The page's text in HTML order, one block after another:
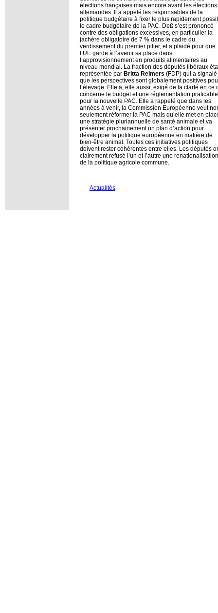
élections françaises mais encore avant les élections
allemandes. Il a appelé les responsables de la
politique budgétaire à fixer le plus rapidement
le cadre budgétaire de la PAC. Deß s’est prononcé
contre des obligations excessives, en particulier la
jachère obligatoire de 7 % dans le cadre du
verdissement du premier pilier, et a plaidé pour que
l’UE garde à l’avenir sa place dans
l’approvisionnement en produits alimentaires au
niveau mondial. La fraction des députés libéraux
représentée par Britta Reimers (FDP) qui a signalé
que les perspectives sont globalement positives
l’élevage. Elle a, elle aussi, exigé de la clarté en ce
concerne le budget et une réglementation praticable
pour la nouvelle PAC. Elle a rappelé que dans les
années à venir, la Commission Européenne veut
seulement réformer la PAC mais qu’elle met en
une stratégie pluriannuelle de santé animale et va
présenter prochainement un plan d’action pour
développer la politique européenne en matière de
bien-être animal. Toutes ces initiatives politiques
doivent rester cohérentes entre elles. Les députés
clairement refusé l’un et l’autre une renationalisation
de la politique agricole commune.
Actualités